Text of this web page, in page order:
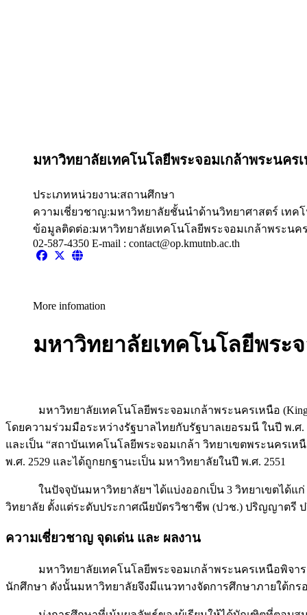
มหาวิทยาลัยเทคโนโลยีพระจอมเกล้าพระนคร
ประเภทหน่วยงาน:สถานศึกษา
ความเชี่ยวชาญ:มหาวิทยาลัยชั้นนำด้านวิทยาศาสตร์ เทค
ข้อมูลติดต่อ:มหาวิทยาลัยเทคโนโลยีพระจอมเกล้าพระนคร
02-587-4350 E-mail : contact@op.kmutnb.ac.th
More infomation
มหาวิทยาลัยเทคโนโลยีพระ
มหาวิทยาลัยเทคโนโลยีพระจอมเกล้าพระนครเหนือ (King
โดยความร่วมมือระหว่างรัฐบาลไทยกับรัฐบาลเยอรมนี ในปี พ.ศ
และเป็น “สถาบันเทคโนโลยีพระจอมเกล้า วิทยาเขตพระนครเ
พ.ศ. 2529 และได้ถูกยกฐานะเป็น มหาวิทยาลัยในปี พ.ศ. 2551
ในปัจจุบันมหาวิทยาลัยฯ ได้แบ่งออกเป็น 3 วิทยาเขตได้แก่
วิทยาลัย ตั้งแต่ระดับประกาศณียบัตรวิชาชีพ (ปวช.) ปริญญาตรี
ความเชี่ยวชาญ จุดเด่น และ ผลงาน
มหาวิทยาลัยเทคโนโลยีพระจอมเกล้าพระนครเหนือพิจาร
นักศึกษา ดังนั้นมหาวิทยาลัยจึงมีแนวทางจัดการศึกษาภายใต้กรอบ